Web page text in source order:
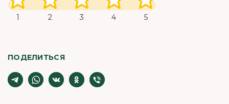
1 2 3 4 5
ПОДЕЛИТЬСЯ